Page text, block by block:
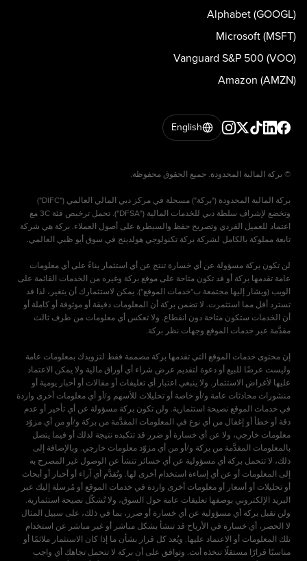
Alphabet (GOOGL)
Microsoft (MSFT)
Vanguard S&P 500 (VOO)
Amazon (AMZN)
English
بركة المالية المحدودة ("بركة") مسجلة في مركز دبي المالي العالمي ("DIFC")
وتخضع لإشراف سلطة دبي للخدمات المالية ("DFSA"). تحمل ترخيص فئة 3C مع
اعتماد للعميل الفردي وتصريح حفظ والسيطرة على أصول العملاء. بركة هي شركة
لن تكون بركة مسؤولة عن أي خسارة تنتج عن أي استثمار بناءً على أي معلومات
عامة تقدمها بركة أو قد تكون متاحة على موقع بركة وغيره من الخدمات القائمة على
الويب (ويشار إليها مجتمعة ب"خدمات الموقع"). يمكن لاستثمارك أن يتغير، لذا قد
تسترد أقل مما استثمرت. لا تضمن بركة أن المعلومات دقيقة أو موثوقة أو كاملة أو
أن الخدمات ستكون متاحة دون انقطاع. ولا تعكس أي معلومات من طرف ثالث
إن محتوى خدمات الموقع التي تقدمها بركة مصممة فقط لتزويدك بمعلومات عامة
وليست عرضًا للبيع أو دعوة لتقديم عرض شراء أي أوراق مالية ولا يمكن الاعتماد
عليها لأغراض الاستثمار. ولا ينبغي اعتبار أي تعليقات أو مقالات أو أخبار يومية أو
منشورات محادثات عامة و/أو خاصة أو تحليلات للأسهم و/أو أي معلومات أخرى واردة
في خدمات الموقع نصيحة استثمارية. ولن تكون بركة مسؤولة عن أي تأخير أو عدم
دقة أو خطأ أو إغفال من أي نوع في المعلومات المقدَّمة من بركة و/أو من أي مزوّد
معلومات خارجي، ولا عن أي خسارة أو ضرر قد تتكبده نتيجة لذلك أو فيما يتصل
بالمعلومات المقدَّمة من بركة و/أو من أي مزوّد معلومات خارجي. وبالإضافة إلى
ذلك، لا تتحمل بركة أي مسؤولية عن أي خسائر تنشأ عن الوصول غير المصرح به
إلى المعلومات أو عن أي إساءة استخدام أخرى لها. وتُقدَّم أي آراء أو أخبار أو أبحاث
أو تحليلات أو أسعار أو معلومات أخرى واردة في خدمات الموقع أو مُرسلة إليك عبر
البريد الإلكتروني بوصفها تعليقات عامة حول السوق، ولا تُشكّل نصيحة استثمارية.
ولن تقبل بركة أي مسؤولية عن أي خسارة أو ضرر، بما في ذلك، على سبيل المثال
لا الحصر، أي خسارة في الأرباح قد تنشأ بشكل مباشر أو غير مباشر عن استخدام
تلك المعلومات أو الاعتماد عليها. ويُعد كل قرار بشأن ما إذا كان الاستثمار ملائمًا أو
مناسبًا قرارًا مستقلًا تتخذه أنت. وتوافق على أن بركة لا تتحمل تجاهك أي واجب